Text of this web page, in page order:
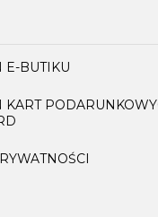
E-BUTIKU
KART